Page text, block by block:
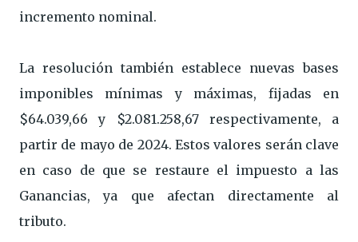
incremento nominal.
La resolución también establece nuevas bases
imponibles mínimas y máximas, fijadas en
$64.039,66 y $2.081.258,67 respectivamente, a
partir de mayo de 2024. Estos valores serán clave
en caso de que se restaure el impuesto a las
Ganancias, ya que afectan directamente al
tributo.